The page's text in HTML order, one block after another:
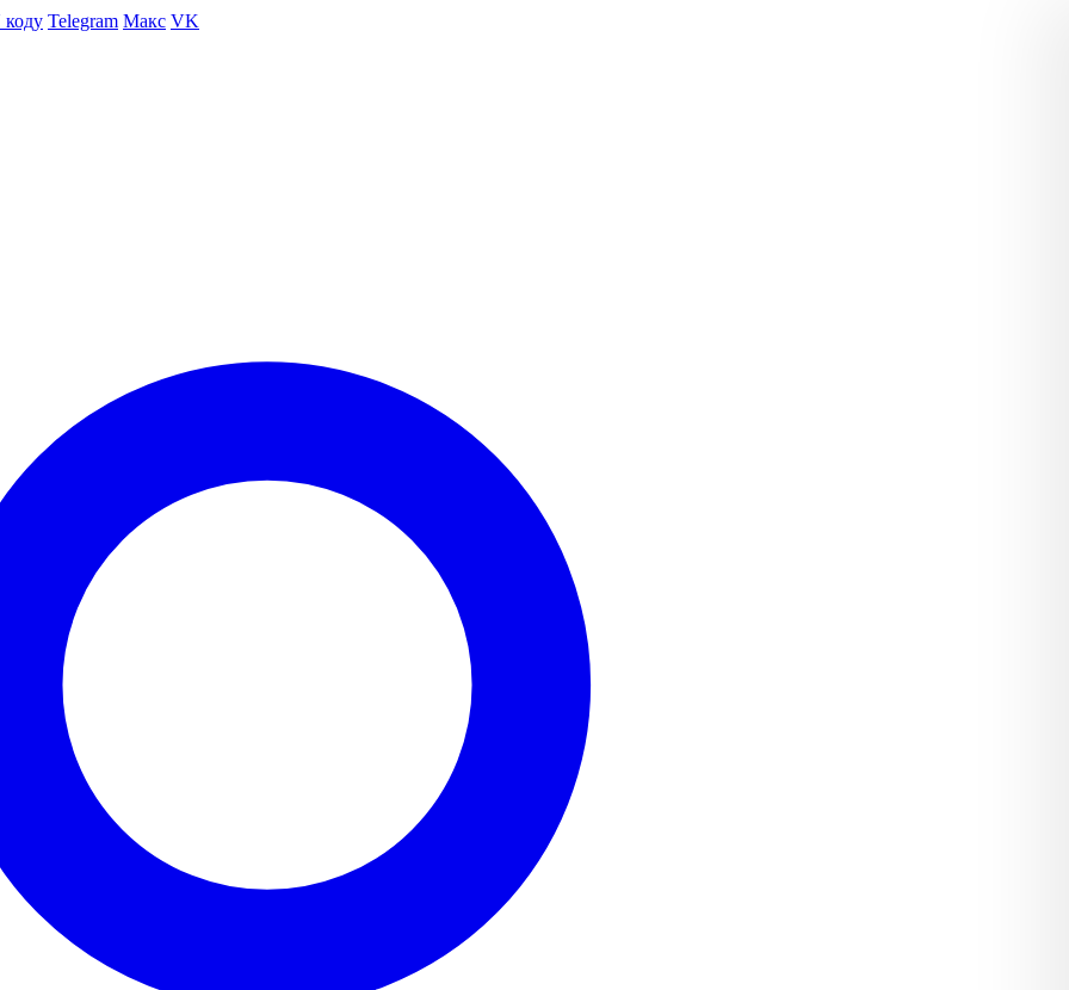
коду Telegram Макс VK